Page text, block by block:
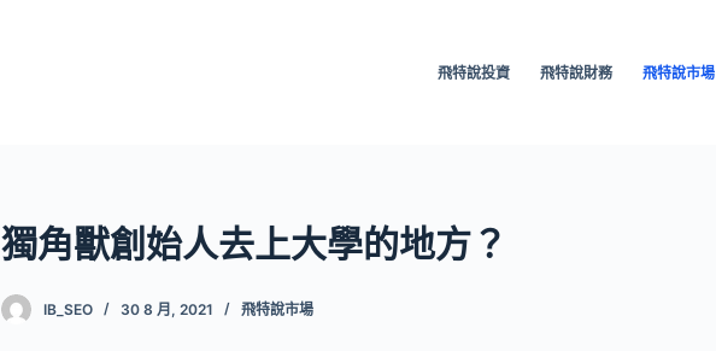
飛特說投資 飛特說財務 飛特說市場
獨角獸創始人去上大學的地方？
IB_SEO 30 8 月, 2021 飛特說市場